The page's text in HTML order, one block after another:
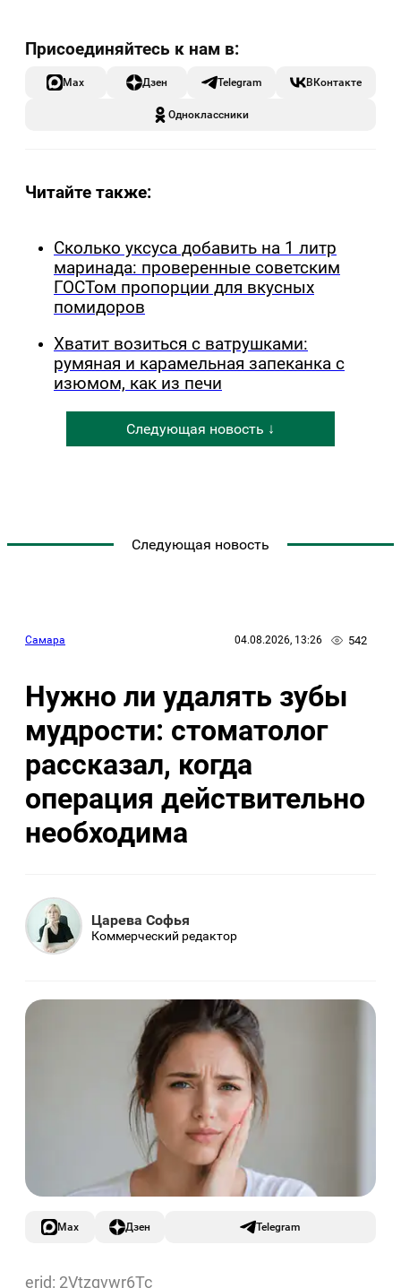
Max Дзен Telegram ВКонтакте
Одноклассники
Читайте также:
Сколько уксуса добавить на 1 литр
маринада: проверенные советским
ГОСТом пропорции для вкусных
помидоров
Хватит возиться с ватрушками:
румяная и карамельная запеканка с
изюмом, как из печи
Следующая новость ↓
Следующая новость
Самара 04.08.2026, 13:26 542
Нужно ли удалять зубы
мудрости: стоматолог
рассказал, когда
операция действительно
необходима
Царева Софья
Коммерческий редактор
Max Дзен Telegram
erid: 2Vtzqvwr6Tc